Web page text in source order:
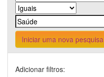
Iniciar uma nova pesquisa
Adicionar filtros: